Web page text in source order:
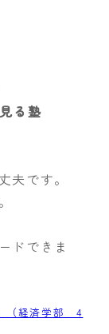
る塾
夫です。
ドできま
（経済学部 4